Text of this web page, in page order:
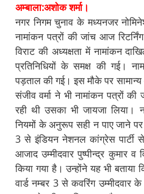
अम्बाला:अशोक शर्मा।
नगर निगम चुनाव के मध्यनजर
नामांकन पत्रों की जांच आज
विराट की अध्यक्षता में नामांकन
प्रतिनिधियों के समक्ष की गई।
पड़ताल की गई। इस मौके पर
संजीव वर्मा ने भी नामांकन पत्रों
रही थी उसका भी जायजा लिया।
नियमों के अनुरूप सही न पाए जाने पर
3 से इंडियन नेशनल कांग्रेस पार्टी
आजाद उम्मीदवार पुष्पीन्द्र कुमार
किया गया है। उन्होंने यह भी
वार्ड नम्बर 3 से कवरिंग उम्मीदवार